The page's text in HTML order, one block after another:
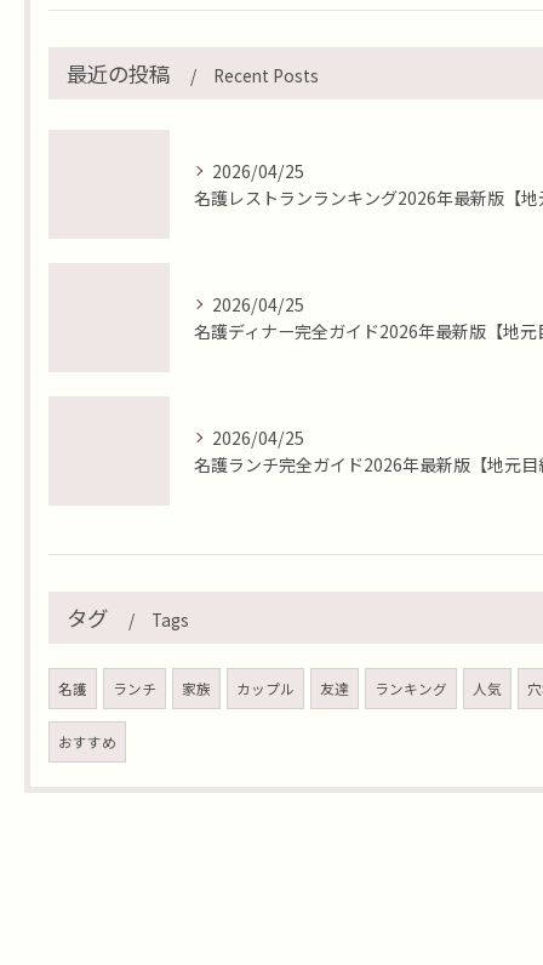
最近の投稿 Recent Posts
2026/04/25
2026/04/25
2026/04/25
タグ Tags
名護 ランチ 家族 カップル 友達 ランキング 人気
おすすめ